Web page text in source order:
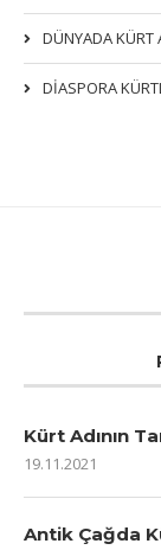
DÜNYADA KÜRT
DİASPORA
Kürt Adının
19.11.2021
Antik Çağda